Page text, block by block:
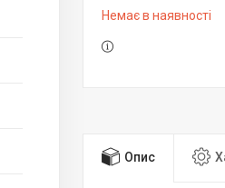
Немає в наявності
Опис